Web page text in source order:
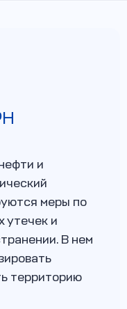
и
меры по
утечек и
В нем
территорию